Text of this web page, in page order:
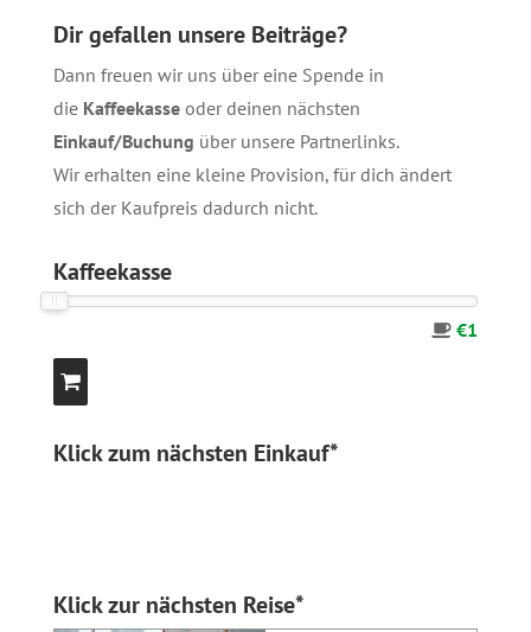
Dir gefallen unsere Beiträge?
Dann freuen wir uns über eine Spende in
die Kaffeekasseoder deinen nächsten
Einkauf/Buchung über unsere Partnerlinks.
Wir erhalten eine kleine Provision, für dich ändert
sich der Kaufpreis dadurch nicht.
Kaffeekasse
€1
Klick zum nächsten Einkauf*
Klick zur nächsten Reise*